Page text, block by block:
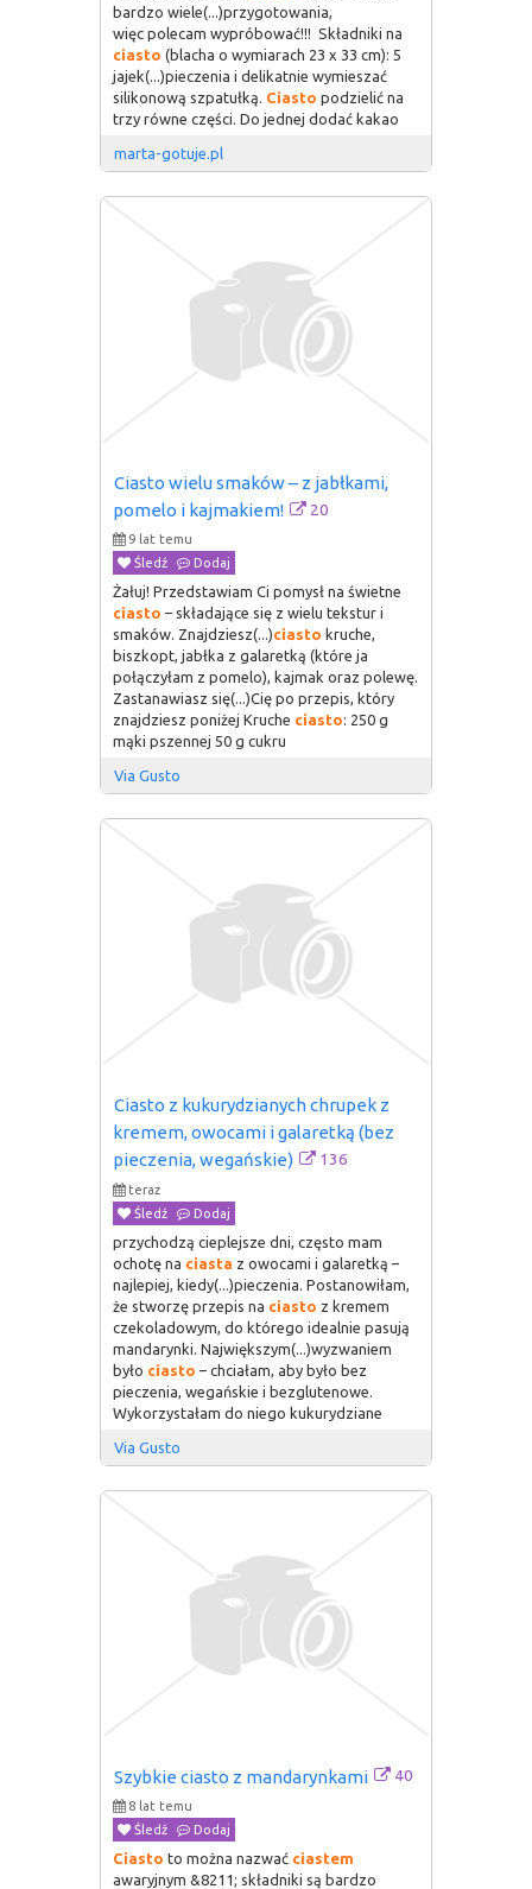
bardzo wiele(...)przygotowania,
więc polecam wypróbować!!! Składniki na
ciasto (blacha o wymiarach 23 x 33 cm): 5
jajek(...)pieczenia i delikatnie wymieszać
silikonową szpatułką. Ciasto podzielić na
trzy równe części. Do jednej dodać kakao
marta-gotuje.pl
Ciasto wielu smaków – z jabłkami,
pomelo i kajmakiem!
20
9 lat temu
Śledź
Dodaj
Żałuj! Przedstawiam Ci pomysł na świetne
ciasto – składające się z wielu tekstur i
smaków. Znajdziesz(...)ciasto kruche,
biszkopt, jabłka z galaretką (które ja
połączyłam z pomelo), kajmak oraz polewę.
Zastanawiasz się(...)Cię po przepis, który
znajdziesz poniżej Kruche ciasto: 250 g
mąki pszennej 50 g cukru
Via Gusto
Ciasto z kukurydzianych chrupek z
kremem, owocami i galaretką (bez
pieczenia, wegańskie)
136
teraz
Śledź
Dodaj
przychodzą cieplejsze dni, często mam
ochotę na ciasta z owocami i galaretką –
najlepiej, kiedy(...)pieczenia. Postanowiłam,
że stworzę przepis na ciasto z kremem
czekoladowym, do którego idealnie pasują
mandarynki. Największym(...)wyzwaniem
było ciasto – chciałam, aby było bez
pieczenia, wegańskie i bezglutenowe.
Wykorzystałam do niego kukurydziane
Via Gusto
Szybkie ciasto z mandarynkami 40
8 lat temu
Śledź
Dodaj
Ciasto to można nazwać ciastem
awaryjnym &8211; składniki są bardzo